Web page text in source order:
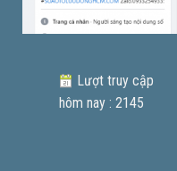
Lượt truy cập
hôm nay : 2145